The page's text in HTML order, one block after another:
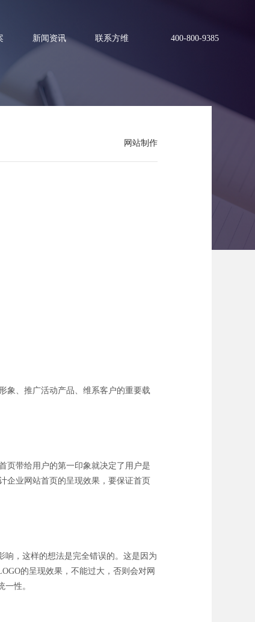
新闻资讯 联系方维 400-800-9385
题
网站制作
象、推广活动产品、维系客户的重要载
页带给用户的第一印象就决定了用户是
企业网站首页的呈现效果，要保证首页
响，这样的想法是完全错误的。这是因为
的呈现效果，不能过大，否则会对网
性。